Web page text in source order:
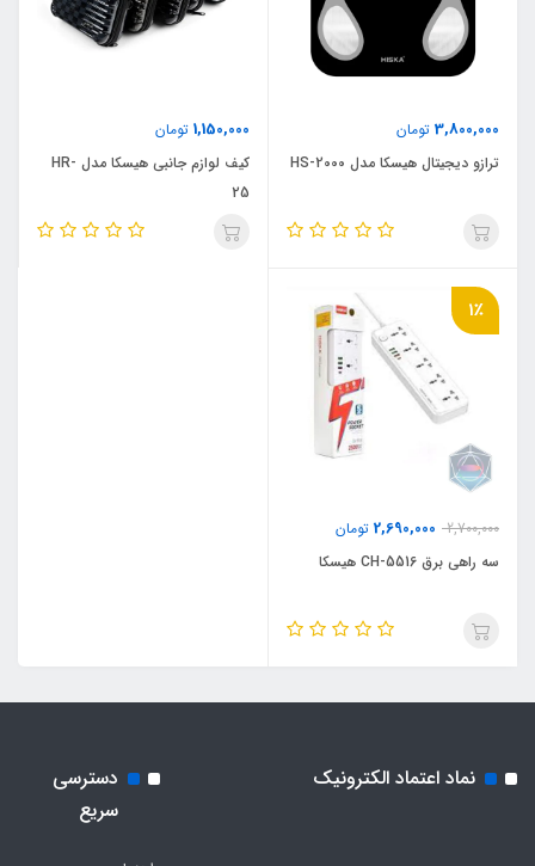
3,800,000 تومان
ترازو دیجیتال هیسکا مدل HS-2000
1,150,000 تومان
کیف لوازم جانبی هیسکا مدل HR-
25
1٪
2,700,000
2,690,000 تومان
سه راهی برق CH-5516 هیسکا
نماد اعتماد الکترونیک
دسترسی
سریع